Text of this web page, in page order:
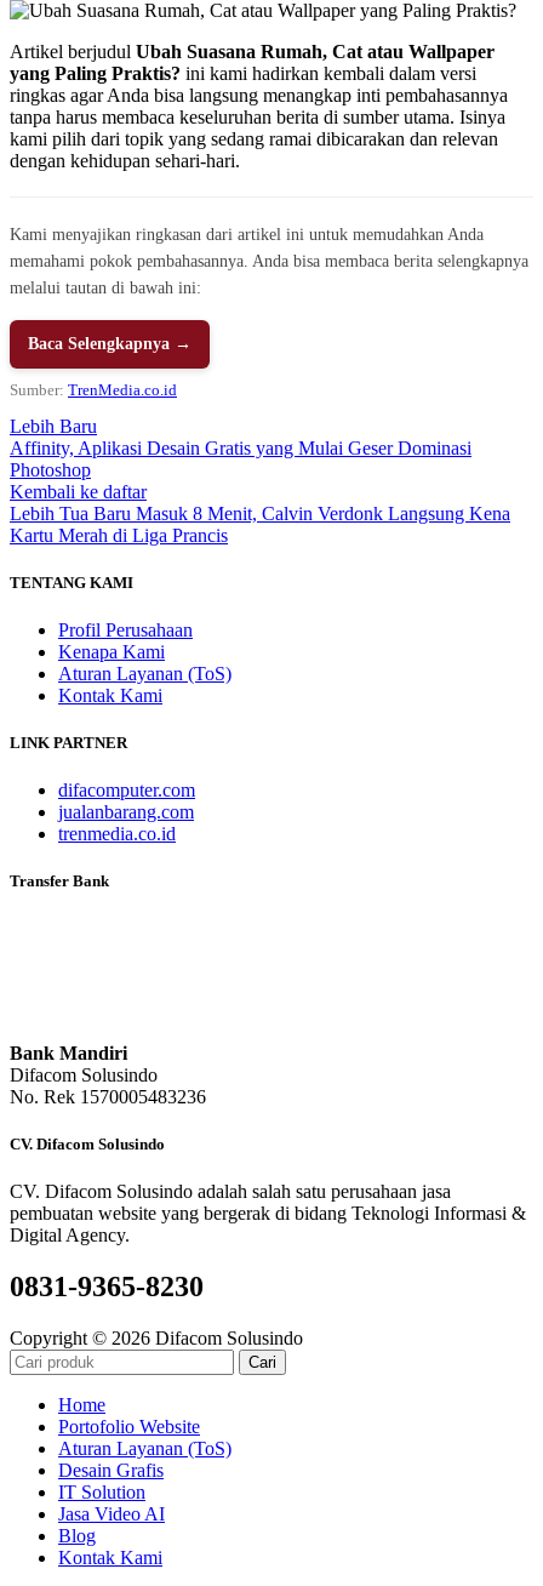
Artikel berjudul Ubah Suasana Rumah, Cat atau Wallpaper
yang Paling Praktis? ini kami hadirkan kembali dalam versi
ringkas agar Anda bisa langsung menangkap inti pembahasannya
tanpa harus membaca keseluruhan berita di sumber utama. Isinya
kami pilih dari topik yang sedang ramai dibicarakan dan relevan
dengan kehidupan sehari-hari.
Kami menyajikan ringkasan dari artikel ini untuk memudahkan Anda
memahami pokok pembahasannya. Anda bisa membaca berita selengkapnya
melalui tautan di bawah ini:
Baca Selengkapnya →
Sumber: TrenMedia.co.id
Lebih Baru
Affinity, Aplikasi Desain Gratis yang Mulai Geser Dominasi
Photoshop
Kembali ke daftar
Lebih Tua Baru Masuk 8 Menit, Calvin Verdonk Langsung Kena
Kartu Merah di Liga Prancis
TENTANG KAMI
Profil Perusahaan
Kenapa Kami
Aturan Layanan (ToS)
Kontak Kami
LINK PARTNER
difacomputer.com
jualanbarang.com
trenmedia.co.id
Transfer Bank
Bank Mandiri
Difacom Solusindo
No. Rek 1570005483236
CV. Difacom Solusindo
CV. Difacom Solusindo adalah salah satu perusahaan jasa
pembuatan website yang bergerak di bidang Teknologi Informasi &
Digital Agency.
0831-9365-8230
Copyright © 2026 Difacom Solusindo
Cari
Home
Portofolio Website
Aturan Layanan (ToS)
Desain Grafis
IT Solution
Jasa Video AI
Blog
Kontak Kami